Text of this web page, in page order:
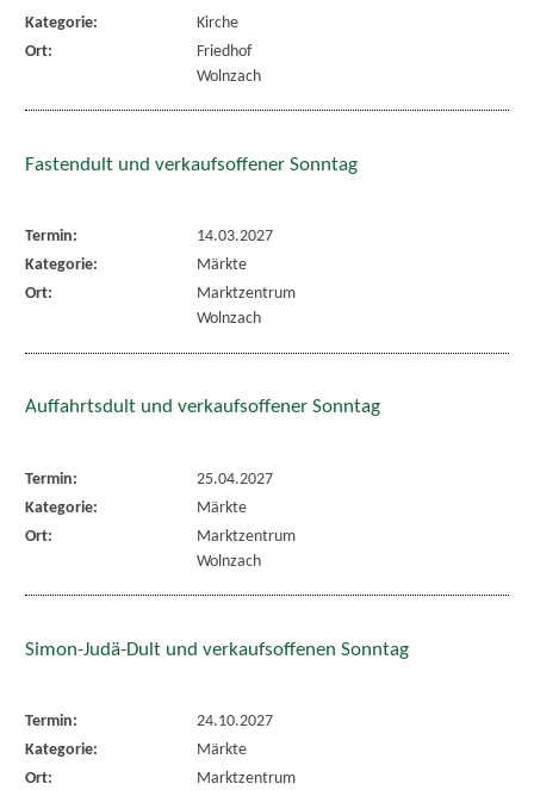
Kategorie:
Kirche
Ort:
Friedhof
Wolnzach
Fastendult und verkaufsoffener Sonntag
Termin:
14.03.2027
Kategorie:
Märkte
Ort:
Marktzentrum
Wolnzach
Auffahrtsdult und verkaufsoffener Sonntag
Termin:
25.04.2027
Kategorie:
Märkte
Ort:
Marktzentrum
Wolnzach
Simon-Judä-Dult und verkaufsoffenen Sonntag
Termin:
24.10.2027
Kategorie:
Märkte
Ort:
Marktzentrum